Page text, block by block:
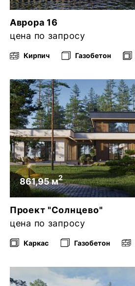
Аврора 16
цена по запросу
Кирпич Газобетон
861,95 м2
Проект "Солнцево"
цена по запросу
Каркас Газобетон